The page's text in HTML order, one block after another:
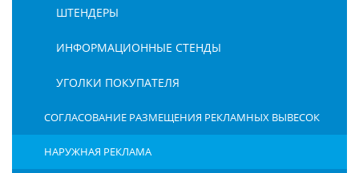
ШТЕНДЕРЫ
ИНФОРМАЦИОННЫЕ СТЕНДЫ
УГОЛКИ ПОКУПАТЕЛЯ
СОГЛАСОВАНИЕ РАЗМЕЩЕНИЯ РЕКЛАМНЫХ ВЫВЕСОК
НАРУЖНАЯ РЕКЛАМА